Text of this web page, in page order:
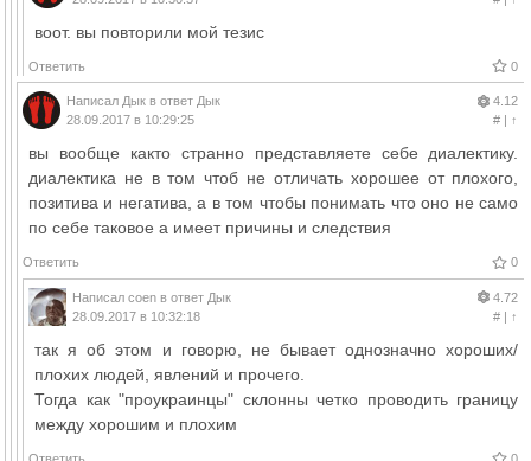
воот. вы повторили мой тезис
Ответить 0
Написал Дык в ответ Дык
28.09.2017 в 10:29:25
4.12
#| ↑
вы вообще както странно представляете себе диалектику.
диалектика не в том чтоб не отличать хорошее от плохого,
позитива и негатива, а в том чтобы понимать что оно не само
по себе таковое а имеет причины и следствия
Ответить 0
Написал coen в ответ Дык
28.09.2017 в 10:32:18
4.72
#| ↑
так я об этом и говорю, не бывает однозначно хороших/
плохих людей, явлений и прочего.
Тогда как "проукраинцы" склонны четко проводить границу
между хорошим и плохим